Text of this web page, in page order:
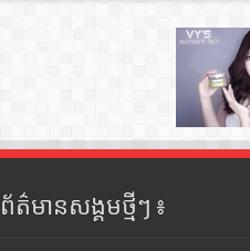
ព័ត៌មានសង្គមថ្មីៗ ៖